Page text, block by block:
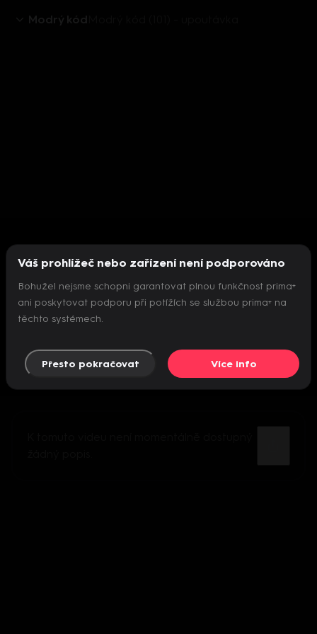
Modrý kód
Nepodařilo se inicializovat přehrávač
Váš prohlížeč nebo zařízení není podporováno
Bohužel nejsme schopni garantovat plnou funkčnost prima+
ani poskytovat podporu při potížích se službou prima+ na
těchto systémech.
Přesto pokračovat Více info